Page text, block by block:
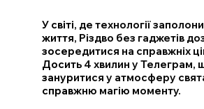
У світі, де технології
життя, Різдво без гаджетів
зосередитися на справжніх
Досить 4 хвилин у Телеграм,
зануритися у атмосферу
справжню магію моменту.